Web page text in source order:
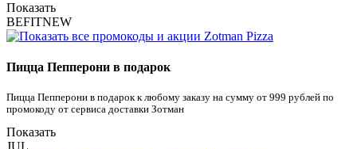
Показать
BEFITNEW
Пицца Пепперони в подарок
Пицца Пепперони в подарок к любому заказу на сумму от 999 рублей по
промокоду от сервиса доставки Зотман
Показать